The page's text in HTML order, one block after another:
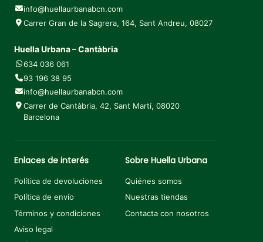
info@huellaurbanabcn.com
Carrer Gran de la Sagrera, 164, Sant Andreu, 08027
Huella Urbana – Cantàbria
634 036 061
93 196 38 95
info@huellaurbanabcn.com
Carrer de Cantàbria, 42, Sant Martí, 08020
Barcelona
Enlaces de interés
Política de devoluciones
Política de envío
Términos y condiciones
Aviso legal
Sobre Huella Urbana
Quiénes somos
Nuestras tiendas
Contacta con nosotros